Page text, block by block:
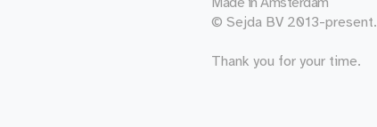
© Sejda BV 2013-present.
Thank you for your time.